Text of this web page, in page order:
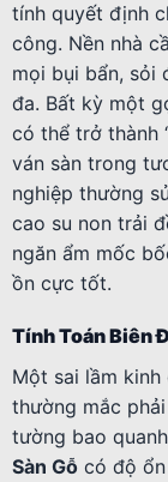
tính quyết định
công. Nền nhà
mọi bụi bẩn, sỏi
đa. Bất kỳ một
có thể trở thành
ván sàn trong
nghiệp thường
cao su non trải
ngăn ẩm mốc
ồn cực tốt.
Tính Toán Biên
Một sai lầm
thường mắc
tường bao
Sàn Gỗ có độ